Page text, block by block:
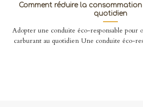
Comment réduire la
quotidien
Adopter une conduite éco-responsable pour
carburant au quotidien Une conduite éco-